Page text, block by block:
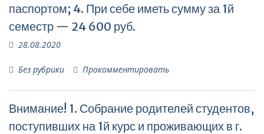
паспортом; 4. При себе иметь сумму за 1й
семестр — 24 600 руб.
28.08.2020
Без рубрики Прокомментировать
Внимание! 1. Собрание родителей студентов,
поступивших на 1й курс и проживающих в г.